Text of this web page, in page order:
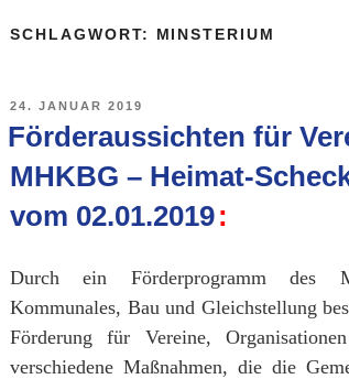
SCHLAGWORT: MINSTERIUM
VERÖFFENTLICHT
24. JANUAR 2019
Förderaussichten für
MHKBG – Heimat-
vom 02.01.2019
Durch ein Förderprogramm des
Kommunales, Bau und Gleichstellung
Förderung für Vereine,
verschiedene Maßnahmen, die die